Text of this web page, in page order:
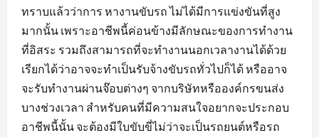
ทราบแล้วว่าการ หางานขับรถ ไม่ได้มีการแข่งขันที่สูง
มากนั้น เพราะอาชีพนี้ค่อนข้างมีลักษณะของการทำงาน
ที่อิสระ รวมถึงสามารถที่จะทำงานนอกเวลางานได้ด้วย
เรียกได้ว่าอาจจะทำเป็นรับจ้างขับรถทั่วไปก็ได้ หรืออาจ
จะรับทำงานผ่านจ๊อบต่างๆ จากบริษัทหรือองค์กรขนส่ง
บางช่วงเวลา สำหรับคนที่มีความสนใจอยากจะประกอบ
อาชีพนี้นั้น จะต้องมีใบขับขี่ไม่ว่าจะเป็นรถยนต์หรือรถ